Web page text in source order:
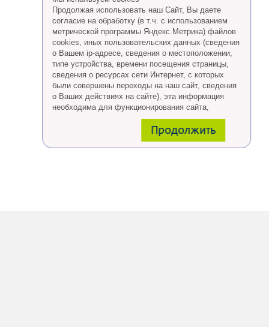
Продолжая использовать наш Сайт, Вы даете
согласие на обработку (в т.ч. с использованием
метрической программы Яндекс.Метрика) файлов
cookies, иных пользовательских данных (сведения
о Вашем ip-адресе, сведения о местоположении,
типе устройства, времени посещения страницы,
сведения о ресурсах сети Интернет, с которых
были совершены переходы на наш сайт, сведения
о Ваших действиях на сайте), эта информация
необходима для функционирования сайта,
проведения ретаргетинга, а также статистических
Eсли Вы согласны, продолжайте пользоваться
сайтом, если Вы не хотите, чтобы Ваши данные
Продолжить